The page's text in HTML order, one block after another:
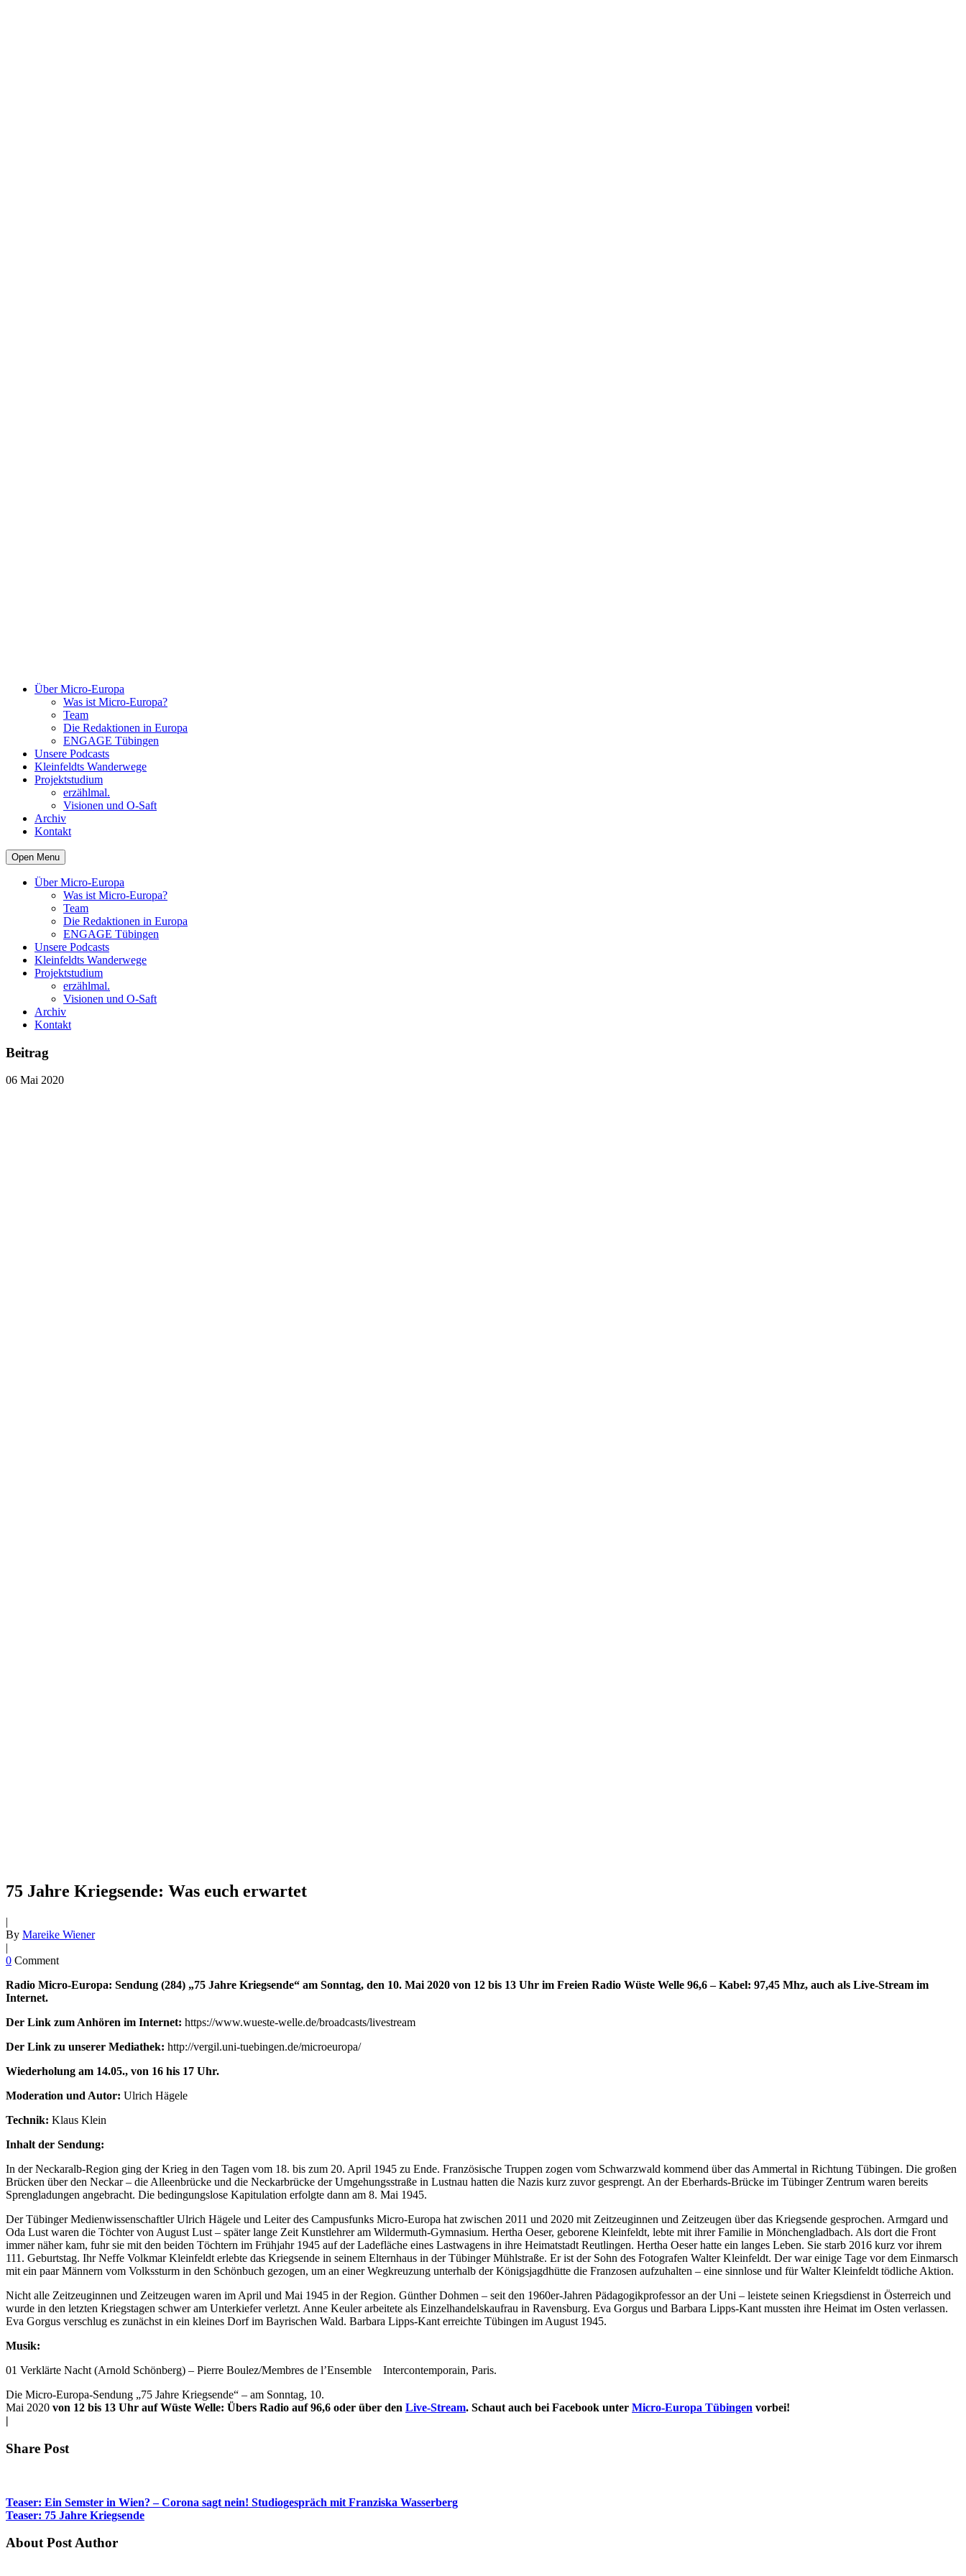
Über Micro-Europa
Was ist Micro-Europa?
Team
Die Redaktionen in Europa
ENGAGE Tübingen
Unsere Podcasts
Kleinfeldts Wanderwege
Projektstudium
erzählmal.
Visionen und O-Saft
Archiv
Kontakt
Open Menu
Über Micro-Europa
Was ist Micro-Europa?
Team
Die Redaktionen in Europa
ENGAGE Tübingen
Unsere Podcasts
Kleinfeldts Wanderwege
Projektstudium
erzählmal.
Visionen und O-Saft
Archiv
Kontakt
Beitrag
06 Mai 2020
75 Jahre Kriegsende: Was euch erwartet
|
By Mareike Wiener
|
0 Comment
Radio Micro-Europa: Sendung (284) „75 Jahre Kriegsende“ am Sonntag, den 10. Mai 2020 von 12 bis 13 Uhr im Freien Radio Wüste Welle 96,6 – Kabel: 97,45 Mhz, auch als Live-Stream im
Internet.
Der Link zum Anhören im Internet: https://www.wueste-welle.de/broadcasts/livestream
Der Link zu unserer Mediathek: http://vergil.uni-tuebingen.de/microeuropa/
Wiederholung am 14.05., von 16 his 17 Uhr.
Moderation und Autor: Ulrich Hägele
Technik: Klaus Klein
Inhalt der Sendung:
In der Neckaralb-Region ging der Krieg in den Tagen vom 18. bis zum 20. April 1945 zu Ende. Französische Truppen zogen vom Schwarzwald kommend über das Ammertal in Richtung Tübingen. Die großen
Brücken über den Neckar – die Alleenbrücke und die Neckarbrücke der Umgehungsstraße in Lustnau hatten die Nazis kurz zuvor gesprengt. An der Eberhards-Brücke im Tübinger Zentrum waren bereits
Sprengladungen angebracht. Die bedingungslose Kapitulation erfolgte dann am 8. Mai 1945.
Der Tübinger Medienwissenschaftler Ulrich Hägele und Leiter des Campusfunks Micro-Europa hat zwischen 2011 und 2020 mit Zeitzeuginnen und Zeitzeugen über das Kriegsende gesprochen. Armgard und
Oda Lust waren die Töchter von August Lust – später lange Zeit Kunstlehrer am Wildermuth-Gymnasium. Hertha Oeser, geborene Kleinfeldt, lebte mit ihrer Familie in Mönchengladbach. Als dort die Front
immer näher kam, fuhr sie mit den beiden Töchtern im Frühjahr 1945 auf der Ladefläche eines Lastwagens in ihre Heimatstadt Reutlingen. Hertha Oeser hatte ein langes Leben. Sie starb 2016 kurz vor ihrem
111. Geburtstag. Ihr Neffe Volkmar Kleinfeldt erlebte das Kriegsende in seinem Elternhaus in der Tübinger Mühlstraße. Er ist der Sohn des Fotografen Walter Kleinfeldt. Der war einige Tage vor dem Einmarsch
mit ein paar Männern vom Volkssturm in den Schönbuch gezogen, um an einer Wegkreuzung unterhalb der Königsjagdhütte die Franzosen aufzuhalten – eine sinnlose und für Walter Kleinfeldt tödliche Aktion.
Nicht alle Zeitzeuginnen und Zeitzeugen waren im April und Mai 1945 in der Region. Günther Dohmen – seit den 1960er-Jahren Pädagogikprofessor an der Uni – leistete seinen Kriegsdienst in Österreich und
wurde in den letzten Kriegstagen schwer am Unterkiefer verletzt. Anne Keuler arbeitete als Einzelhandelskaufrau in Ravensburg. Eva Gorgus und Barbara Lipps-Kant mussten ihre Heimat im Osten verlassen.
Eva Gorgus verschlug es zunächst in ein kleines Dorf im Bayrischen Wald. Barbara Lipps-Kant erreichte Tübingen im August 1945.
Musik:
01 Verklärte Nacht (Arnold Schönberg) – Pierre Boulez/Membres de l’Ensemble Intercontemporain, Paris.
Die Micro-Europa-Sendung „75 Jahre Kriegsende“ – am Sonntag, 10.
Mai 2020 von 12 bis 13 Uhr auf Wüste Welle: Übers Radio auf 96,6 oder über den Live-Stream. Schaut auch bei Facebook unter Micro-Europa Tübingen vorbei!
|
Share Post
Teaser: Ein Semster in Wien? – Corona sagt nein! Studiogespräch mit Franziska Wasserberg
Teaser: 75 Jahre Kriegsende
About Post Author